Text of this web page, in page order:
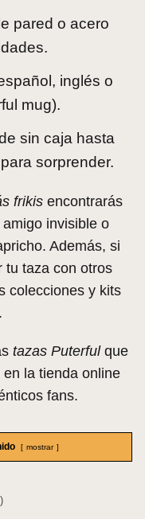
pared o acero
inglés o
mug).
sin caja hasta
sorprender.
frikisencontrarás
invisible o
Además, si
tu taza con otros
colecciones y kits
tazas Puterfulque
la tienda online
fans.
mostrar